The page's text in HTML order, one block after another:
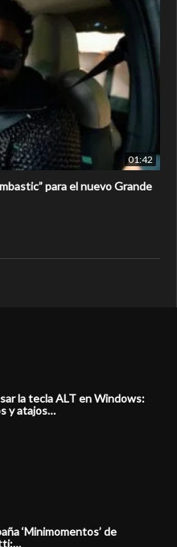
01:42
para el nuevo Grande
la tecla ALT en Windows:
y atajos…
‘Minimomentos’ de